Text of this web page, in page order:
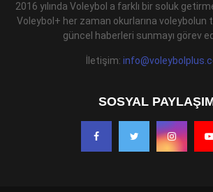
2016 yılında Voleybol a farklı bir soluk
Voleybol+ her zaman okurlarına
güncel haberleri sunmayı görev
İletişim:
SOSYAL